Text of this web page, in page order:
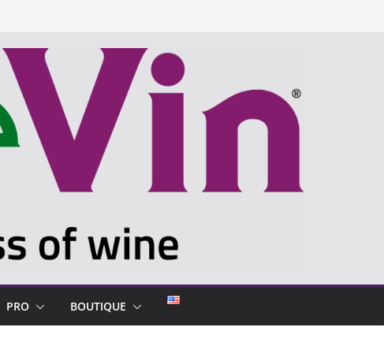
PRO BOUTIQUE